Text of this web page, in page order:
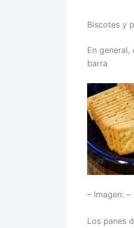
Biscotes y
En
barra
– Imagen: –
Los panes